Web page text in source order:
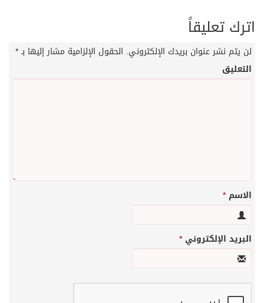
اترك تعليقاً
لن يتم نشر عنوان بريدك الإلكتروني. الحقول الإلزامية مشار إليها بـ*
التعليق
الاسم*
البريد الإلكتروني*